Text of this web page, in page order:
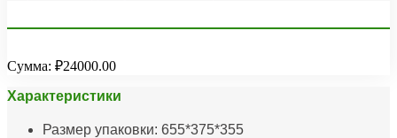
Сумма: ₽24000.00
Характеристики
Размер упаковки: 655*375*355